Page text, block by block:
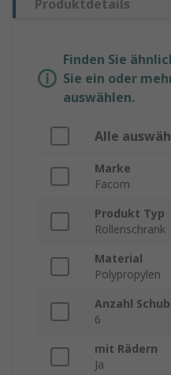
Produktdetails
Finden Sie
Sie ein oder
auswählen.
Alle
Marke
Facom
Produkt Typ
Rollenschrank
Material
Polypropylen
Anzahl
6
mit Rädern
Ja